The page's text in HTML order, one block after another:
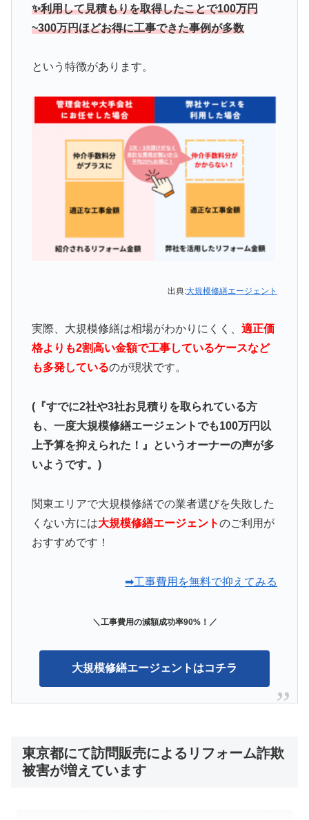
✨利用して見積もりを取得したことで100万円
~300万円ほどお得に工事できた事例が多数
という特徴があります。
出典:大規模修繕エージェント
実際、大規模修繕は相場がわかりにくく、 適正価
格よりも2割高い金額で工事しているケースなど
も多発しているのが現状です。
(『すでに2社や3社お見積りを取られている方
も、一度大規模修繕エージェントでも100万円以
上予算を抑えられた！』というオーナーの声が多
いようです。)
関東エリアで大規模修繕での業者選びを失敗した
くない方には大規模修繕エージェントのご利用が
おすすめです！
➡工事費用を無料で抑えてみる
＼工事費用の減額成功率90%！／
大規模修繕エージェントはコチラ
東京都にて訪問販売によるリフォーム詐欺
被害が増えています